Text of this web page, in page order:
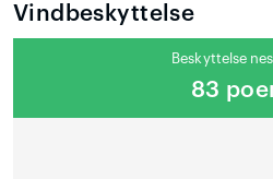
Vindbeskyttelse
Beskyttelse
83